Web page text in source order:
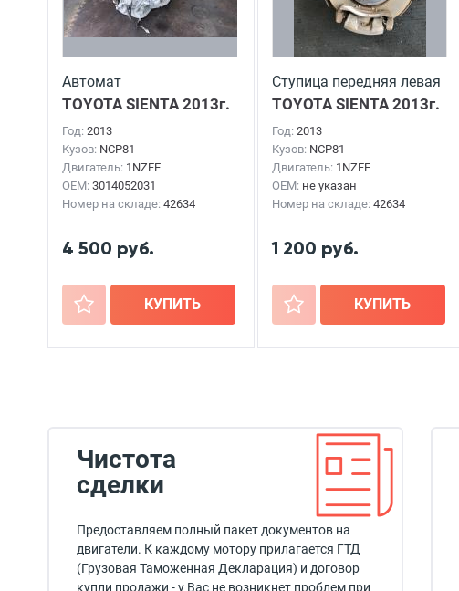
Автомат
TOYOTA SIENTA2013г.
Год: 2013
Кузов: NCP81
Двигатель: 1NZFE
OEM: 3014052031
Номер на складе: 42634
4 500 руб.
+ КУПИТЬ
Ступица передняя левая
TOYOTA SIENTA2013г.
Год: 2013
Кузов: NCP81
Двигатель: 1NZFE
OEM: не указан
Номер на складе: 42634
1 200 руб.
+ КУПИТЬ
Чистота
сделки
Предоставляем полный пакет документов на
двигатели. К каждому мотору прилагается ГТД
(Грузовая Таможенная Декларация) и договор
купли продажи - у Вас не возникнет проблем при